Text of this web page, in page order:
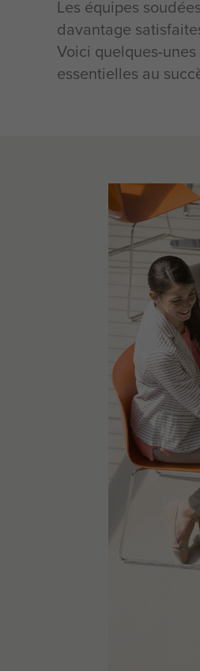
Les équipes
davantage
Voici quelques-
essentielles au